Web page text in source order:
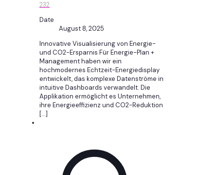
232
Date
August 8, 2025
Innovative Visualisierung von Energie-
und CO2-Ersparnis Für Energie-Plan +
Management haben wir ein
hochmodernes Echtzeit-Energiedisplay
entwickelt, das komplexe Datenströme in
intuitive Dashboards verwandelt. Die
Applikation ermöglicht es Unternehmen,
ihre Energieeffizienz und CO2-Reduktion
[…]